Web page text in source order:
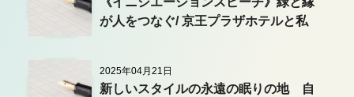
が人をつなぐ/ 京王プラザホテルと私
2025年04月21日
新しいスタイルの永遠の眠りの地 自